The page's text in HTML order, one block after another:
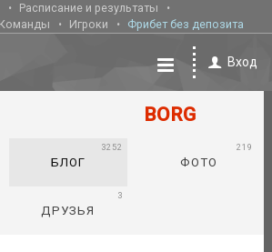
Расписание и результаты
Команды Игроки Фрибет без депозита
Вход
BORG
БЛОГ
3252
ФОТО
219
ДРУЗЬЯ
3